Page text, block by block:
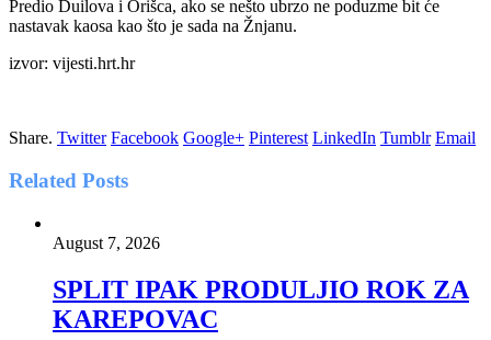
Predio Duilova i Orišca, ako se nešto ubrzo ne poduzme bit će
nastavak kaosa kao što je sada na Žnjanu.
izvor: vijesti.hrt.hr
Share. Twitter Facebook Google+ Pinterest LinkedIn Tumblr Email
Related Posts
August 7, 2026
SPLIT IPAK PRODULJIO ROK ZA
KAREPOVAC